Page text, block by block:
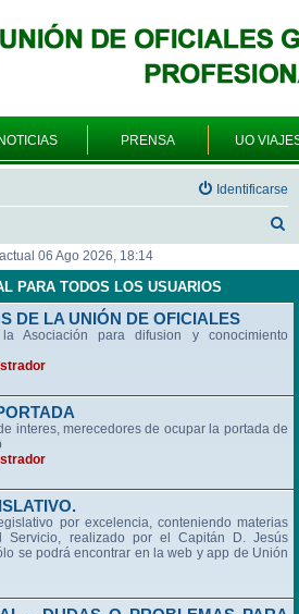
NOTICIAS PRENSA UO
Identificarse
c
06 Ago 2026, 18:14
PARA TODOS LOS USUARIOS
DE LA UNIÓN DE OFICIALES
Asociación para difusion y conocimiento
interes, merecedores de ocupar la portada de
por excelencia, conteniendo materias
Servicio, realizado por el Capitán D. Jesús
se podrá encontrar en la web y app de Unión